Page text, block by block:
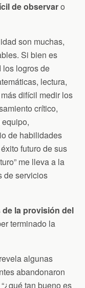
de observaro
son muchas,
Si bien es
los logros de
lectura,
difícil medir los
crítico,
de habilidades
futuro de sus
me lleva a la
de servicios
la provisión del
terminado la
algunas
abandonaron
tan bueno es